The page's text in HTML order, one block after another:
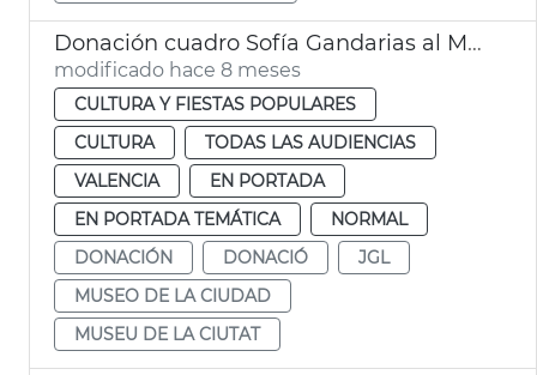
Donación cuadro Sofía Gandarias al Museo de la ciudad València
modificado hace 8 meses
CULTURA Y FIESTAS POPULARES
CULTURA
TODAS LAS AUDIENCIAS
VALENCIA
EN PORTADA
EN PORTADA TEMÁTICA
NORMAL
DONACIÓN
DONACIÓ
JGL
MUSEO DE LA CIUDAD
MUSEU DE LA CIUTAT